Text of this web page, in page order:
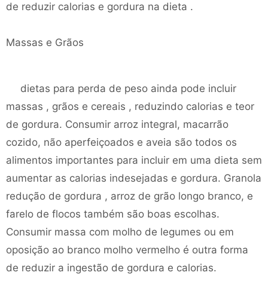
de reduzir calorias e gordura na dieta .
Massas e Grãos
dietas para perda de peso ainda pode incluir
massas , grãos e cereais , reduzindo calorias e teor
de gordura. Consumir arroz integral, macarrão
cozido, não aperfeiçoados e aveia são todos os
alimentos importantes para incluir em uma dieta sem
aumentar as calorias indesejadas e gordura. Granola
redução de gordura , arroz de grão longo branco, e
farelo de flocos também são boas escolhas.
Consumir massa com molho de legumes ou em
oposição ao branco molho vermelho é outra forma
de reduzir a ingestão de gordura e calorias.